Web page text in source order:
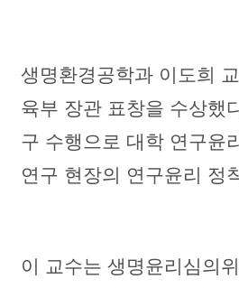
생명환경공학과 이도희
육부 장관 표창을 수상했
구 수행으로 대학 연구윤
연구 현장의 연구윤리 정
이 교수는 생명윤리심의